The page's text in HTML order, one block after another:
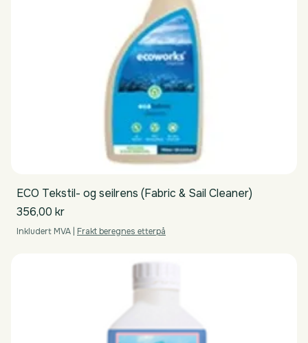
ECO Tekstil- og seilrens (Fabric & Sail Cleaner)
Pris
356,00 kr
Inkludert MVA | Frakt beregnes etterpå